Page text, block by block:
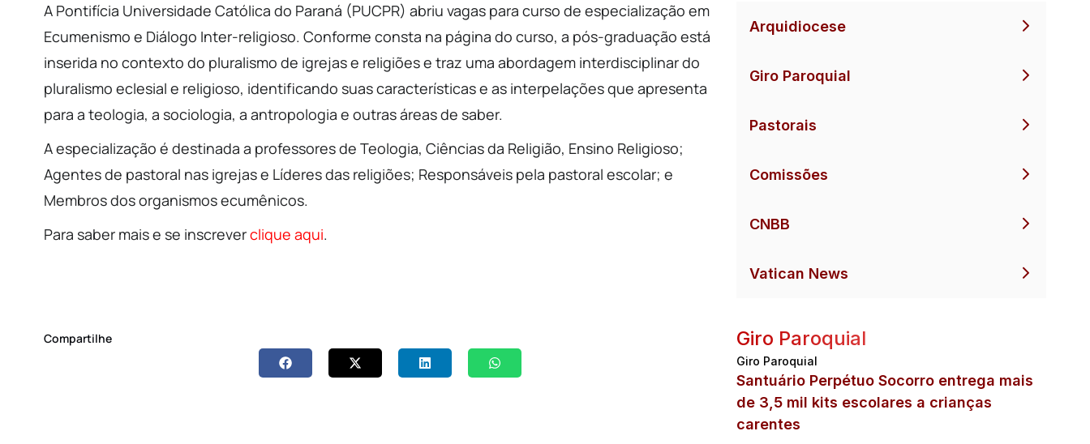
A Pontifícia Universidade Católica do Paraná (PUCPR) abriu vagas para curso de especialização em
Ecumenismo e Diálogo Inter-religioso. Conforme consta na página do curso, a pós-graduação está
inserida no contexto do pluralismo de igrejas e religiões e traz uma abordagem interdisciplinar do
pluralismo eclesial e religioso, identificando suas características e as interpelações que apresenta
para a teologia, a sociologia, a antropologia e outras áreas de saber.
A especialização é destinada a professores de Teologia, Ciências da Religião, Ensino Religioso;
Agentes de pastoral nas igrejas e Líderes das religiões; Responsáveis pela pastoral escolar; e
Membros dos organismos ecumênicos.
Para saber mais e se inscreverclique aqui.
Compartilhe
Arquidiocese
Giro Paroquial
Pastorais
Comissões
CNBB
Vatican News
Giro Paroquial
Giro Paroquial
Santuário Perpétuo Socorro entrega mais
de 3,5 mil kits escolares a crianças
carentes